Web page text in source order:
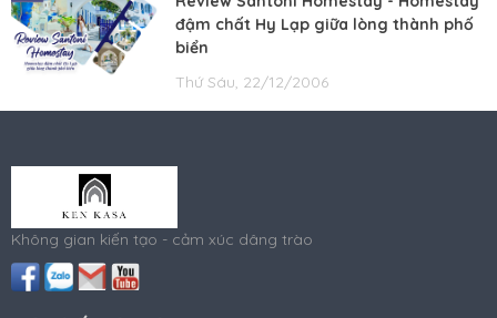
đậm chất Hy Lạp giữa lòng thành phố
biển
Thứ Sáu, 22/12/2006
Không gian kiến tạo - cảm xúc dâng trào